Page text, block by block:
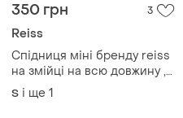
350 грн 3
Reiss
Спідниця міні бренду reiss
на змійці на всю довжину ,з
штучного шовку (cupro)та
віскози
S і ще 1